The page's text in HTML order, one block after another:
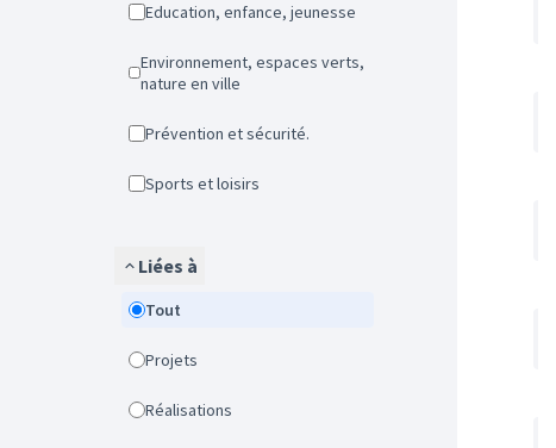
Education, enfance, jeunesse
Environnement, espaces verts,
nature en ville
Prévention et sécurité.
Sports et loisirs
Liées à
Tout
Projets
Réalisations